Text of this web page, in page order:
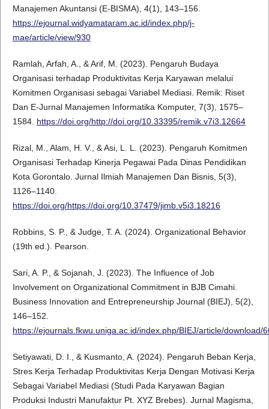
Manajemen Akuntansi (E-BISMA), 4(1), 143–156.
https://ejournal.widyamataram.ac.id/index.php/j-
mae/article/view/930
Ramlah, Arfah, A., & Arif, M. (2023). Pengaruh Budaya
Organisasi terhadap Produktivitas Kerja Karyawan melalui
Komitmen Organisasi sebagai Variabel Mediasi. Remik: Riset
Dan E-Jurnal Manajemen Informatika Komputer, 7(3), 1575–
1584. https://doi.org/http://doi.org/10.33395/remik.v7i3.12664
Rizal, M., Alam, H. V., & Asi, L. L. (2023). Pengaruh Komitmen
Organisasi Terhadap Kinerja Pegawai Pada Dinas Pendidikan
Kota Gorontalo. Jurnal Ilmiah Manajemen Dan Bisnis, 5(3),
1126–1140.
https://doi.org/https://doi.org/10.37479/jimb.v5i3.18216
Robbins, S. P., & Judge, T. A. (2024). Organizational Behavior
(19th ed.). Pearson.
Sari, A. P., & Sojanah, J. (2023). The Influence of Job
Involvement on Organizational Commitment in BJB Cimahi.
Business Innovation and Entrepreneurship Journal (BIEJ), 5(2),
146–152.
https://ejournals.fkwu.uniga.ac.id/index.php/BIEJ/article/download/
Setiyawati, D. I., & Kusmanto, A. (2024). Pengaruh Beban Kerja,
Stres Kerja Terhadap Produktivitas Kerja Dengan Motivasi Kerja
Sebagai Variabel Mediasi (Studi Pada Karyawan Bagian
Produksi Industri Manufaktur Pt. XYZ Brebes). Jurnal Magisma,